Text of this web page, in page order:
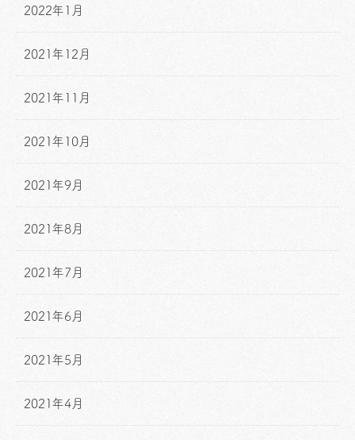
2022年1月
2021年12月
2021年11月
2021年10月
2021年9月
2021年8月
2021年7月
2021年6月
2021年5月
2021年4月